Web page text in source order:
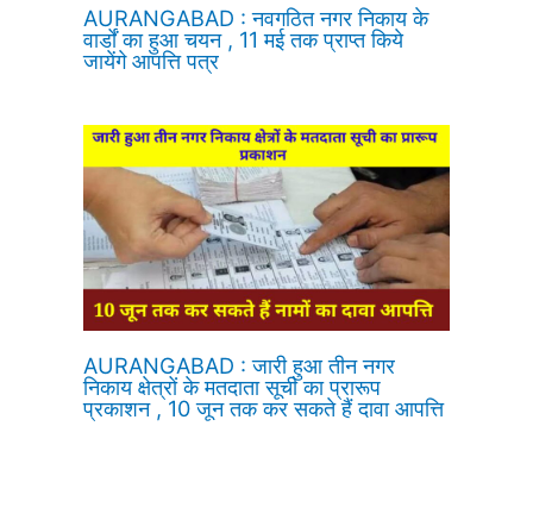
AURANGABAD : नवगठित नगर निकाय के
वार्डों का हुआ चयन , 11 मई तक प्राप्त किये
जायेंगे आपत्ति पत्र
AURANGABAD : जारी हुआ तीन नगर
निकाय क्षेत्रों के मतदाता सूची का प्रारूप
प्रकाशन , 10 जून तक कर सकते हैं दावा आपत्ति